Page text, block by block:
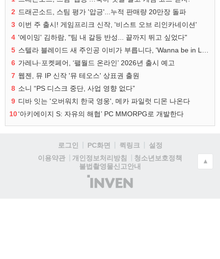
2 드래곤소드, 스팀 평가 '압긍'...누적 판매량 20만장 돌파
3 이번 주 출시! 게임프리크 신작, '비스트 오브 리인카네이션'
4 '에이밍' 김하람, "팀 내 갈등 반성... 끝까지 뛰고 싶었다"
5
6 가레나·포켓페어, ‘팰월드 온라인’ 2026년 출시 예고
7 웹젠, 뮤 IP 신작 '뮤 테오스' 상표권 출원
8 소니 “PS 디스크 중단, 사업 영향 없다”
9 디바 잇는 '오버워치 한국 영웅', 메카 파일럿 디몬 나온다
10‘아키에이지 S: 자유의 해협’ PC MMORPG로 개발한다
로그인 PC화면 퀵링크
설정
이용약관
개인정보처리방침
청소년보호정책
불법촬영물신고안내
(주)
인
▲